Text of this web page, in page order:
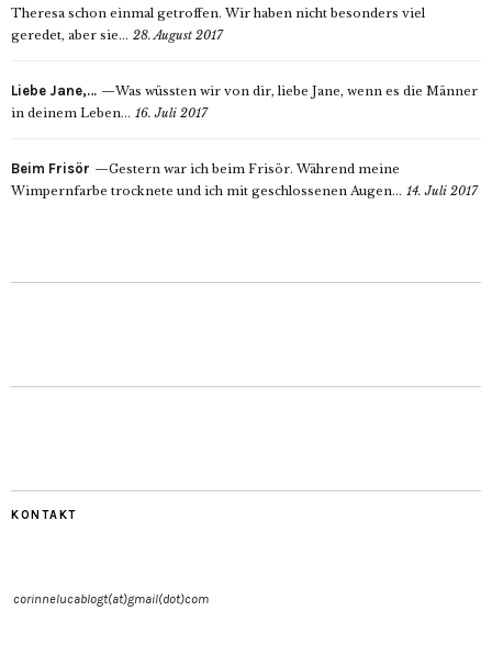
Theresa schon einmal getroffen. Wir haben nicht besonders viel
geredet, aber sie... 28. August 2017
Liebe Jane,…
Was wüssten wir von dir, liebe Jane, wenn es die Männer
in deinem Leben... 16. Juli 2017
Beim Frisör
Gestern war ich beim Frisör. Während meine
Wimpernfarbe trocknete und ich mit geschlossenen Augen... 14. Juli 2017
KONTAKT
corinnelucablogt(at)gmail(dot)com